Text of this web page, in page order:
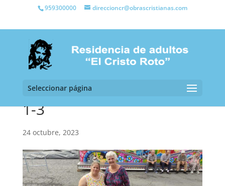
959300000 direccioncr@obrascristianas.com
Seleccionar página
1-3
24 octubre, 2023